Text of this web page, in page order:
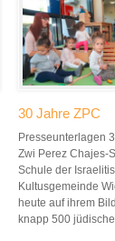
30 Jahre ZPC
Presseunterlagen
Zwi Perez Chajes-
Schule der
Kultusgemeinde
heute auf ihrem
knapp 500